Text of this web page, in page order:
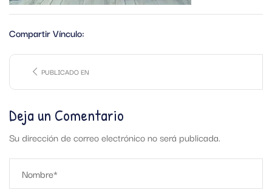
Compartir Vínculo:
PUBLICADO EN
Deja un Comentario
Su dirección de correo electrónico no será publicada.